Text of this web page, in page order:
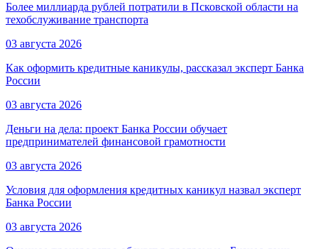
Более миллиарда рублей потратили в Псковской области на
техобслуживание транспорта
03 августа 2026
Как оформить кредитные каникулы, рассказал эксперт Банка
России
03 августа 2026
Деньги на дела: проект Банка России обучает
предпринимателей финансовой грамотности
03 августа 2026
Условия для оформления кредитных каникул назвал эксперт
Банка России
03 августа 2026